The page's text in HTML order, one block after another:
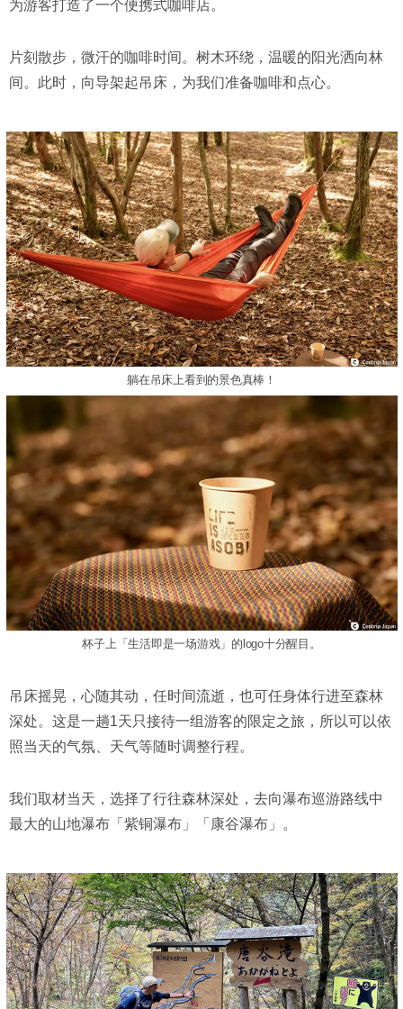
为游客打造了一个便携式咖啡店。
片刻散步，微汗的咖啡时间。树木环绕，温暖的阳光洒向林
间。此时，向导架起吊床，为我们准备咖啡和点心。
躺在吊床上看到的景色真棒！
杯子上「生活即是一场游戏」的logo十分醒目。
吊床摇晃，心随其动，任时间流逝，也可任身体行进至森林
深处。这是一趟1天只接待一组游客的限定之旅，所以可以依
照当天的气氛、天气等随时调整行程。
我们取材当天，选择了行往森林深处，去向瀑布巡游路线中
最大的山地瀑布「紫铜瀑布」「康谷瀑布」。